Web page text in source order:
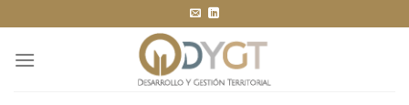
al
contenido